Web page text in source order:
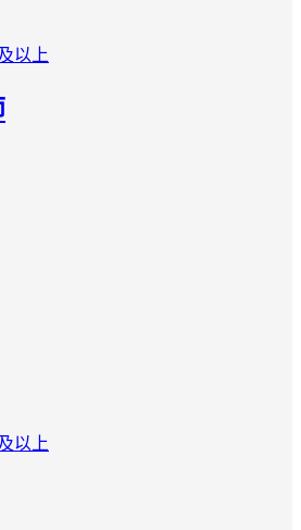
以上
以上